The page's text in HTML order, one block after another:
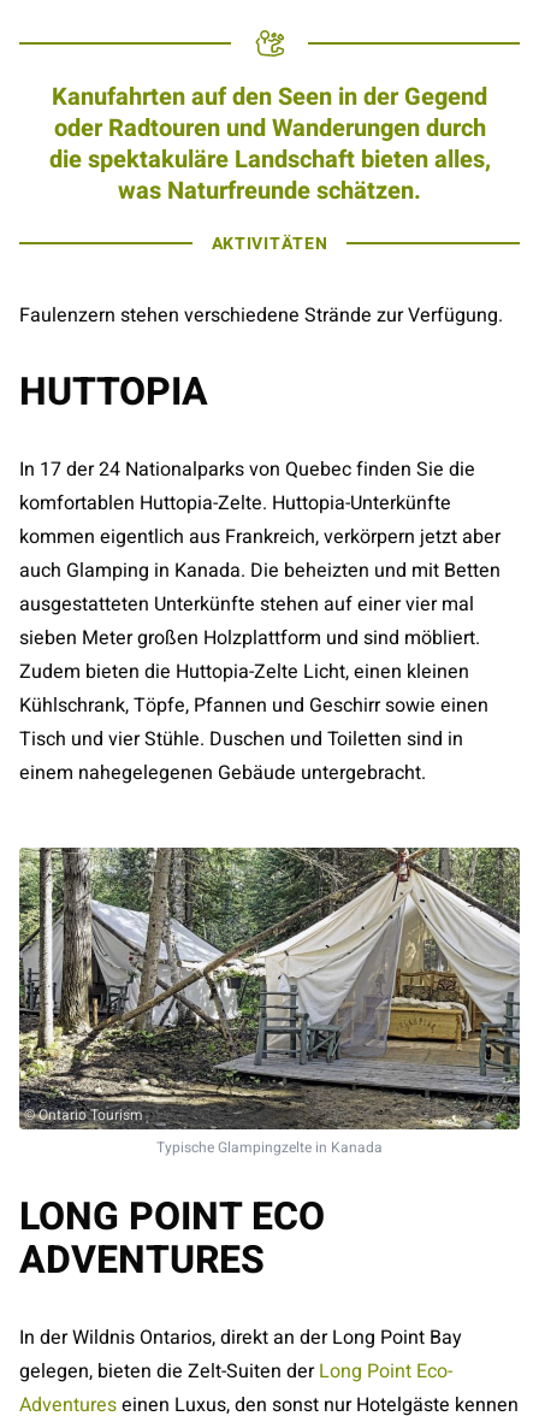
Kanufahrten auf den Seen in der Gegend
oder Radtouren und Wanderungen durch
die spektakuläre Landschaft bieten alles,
was Naturfreunde schätzen.
AKTIVITÄTEN
Faulenzern stehen verschiedene Strände zur Verfügung.
HUTTOPIA
In 17 der 24 Nationalparks von Quebec finden Sie die
komfortablen Huttopia-Zelte. Huttopia-Unterkünfte
kommen eigentlich aus Frankreich, verkörpern jetzt aber
auch Glamping in Kanada. Die beheizten und mit Betten
ausgestatteten Unterkünfte stehen auf einer vier mal
sieben Meter großen Holzplattform und sind möbliert.
Zudem bieten die Huttopia-Zelte Licht, einen kleinen
Kühlschrank, Töpfe, Pfannen und Geschirr sowie einen
Tisch und vier Stühle. Duschen und Toiletten sind in
einem nahegelegenen Gebäude untergebracht.
© Ontario Tourism
Typische Glampingzelte in Kanada
LONG POINT ECO
ADVENTURES
In der Wildnis Ontarios, direkt an der Long Point Bay
gelegen, bieten die Zelt-Suiten derLong Point Eco-
Adventureseinen Luxus, den sonst nur Hotelgäste kennen